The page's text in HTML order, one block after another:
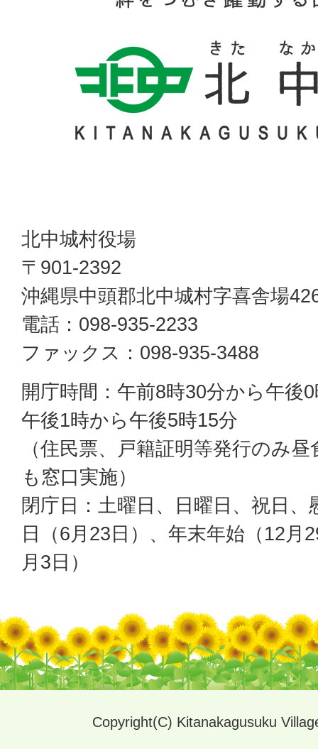
北中城村役場
〒901-2392
沖縄県中頭郡北中城村字喜舎場
電話：098-935-2233
ファックス：098-935-3488
開庁時間：午前8時30分から午後
午後1時から午後5時15分
（住民票、戸籍証明等発行のみ昼
も窓口実施）
閉庁日：土曜日、日曜日、祝日、
日（6月23日）、年末年始（12月
月3日）
Copyright(C) Kitanakagusuku